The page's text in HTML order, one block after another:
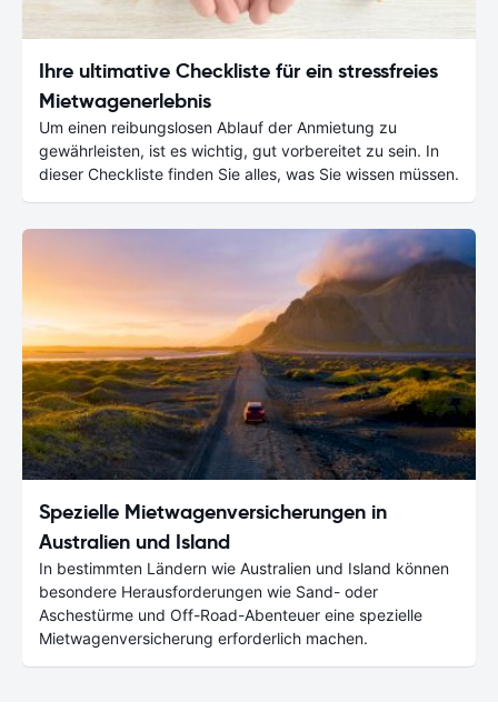
Ihre ultimative Checkliste für ein stressfreies
Mietwagenerlebnis
Um einen reibungslosen Ablauf der Anmietung zu
gewährleisten, ist es wichtig, gut vorbereitet zu sein. In
dieser Checkliste finden Sie alles, was Sie wissen müssen.
Spezielle Mietwagenversicherungen in
Australien und Island
In bestimmten Ländern wie Australien und Island können
besondere Herausforderungen wie Sand- oder
Aschestürme und Off-Road-Abenteuer eine spezielle
Mietwagenversicherung erforderlich machen.